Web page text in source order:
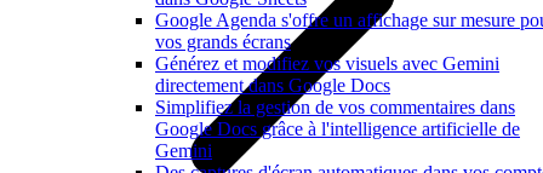
Google Agenda s'offre un affichage sur mesure
vos grands écrans
Générez et modifiez vos visuels avec Gemini
directement dans Google Docs
Simplifiez la gestion de vos commentaires dans
Google Docs grâce à l'intelligence artificielle de
Gemini